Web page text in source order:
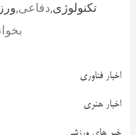
تکنولوژی,دفاعی,
اخبار فناوری
اخبار هنری